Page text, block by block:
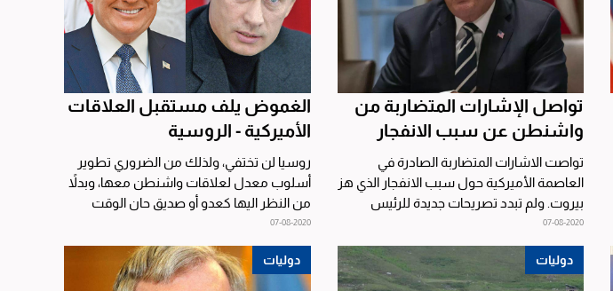
تواصل الإشارات المتضاربة من
واشنطن عن سبب الانفجار
تواصت الاشارات المتضاربة الصادرة في
العاصمة الأميركية حول سبب الانفجار الذي هز
بيروت. ولم تبدد تصريحات جديدة للرئيس
دونالد ترامب قال...
07-08-2020
الغموض يلف مستقبل العلاقات
الأميركية - الروسية
روسيا لن تختفي، ولذلك من الضروري تطوير
أسلوب معدل لعلاقات واشنطن معها، وبدلاً
من النظر اليها كعدو أو صديق حان الوقت
للنظر اليها كثالث...
07-08-2020
دوليات دوليات